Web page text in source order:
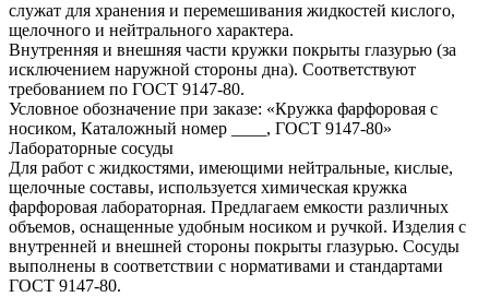
служат для хранения и перемешивания жидкостей кислого,
щелочного и нейтрального характера.
Внутренняя и внешняя части кружки покрыты глазурью (за
исключением наружной стороны дна). Соответствуют
требованием по ГОСТ 9147-80.
Условное обозначение при заказе: «Кружка фарфоровая с
носиком, Каталожный номер ____, ГОСТ 9147-80»
Лабораторные сосуды
Для работ с жидкостями, имеющими нейтральные, кислые,
щелочные составы, используется химическая кружка
фарфоровая лабораторная. Предлагаем емкости различных
объемов, оснащенные удобным носиком и ручкой. Изделия с
внутренней и внешней стороны покрыты глазурью. Сосуды
выполнены в соответствии с нормативами и стандартами
ГОСТ 9147-80.